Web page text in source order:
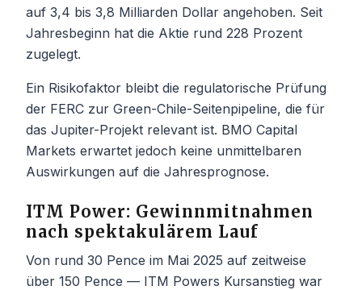
auf 3,4 bis 3,8 Milliarden Dollar angehoben. Seit
Jahresbeginn hat die Aktie rund 228 Prozent
zugelegt.
Ein Risikofaktor bleibt die regulatorische Prüfung
der FERC zur Green-Chile-Seitenpipeline, die für
das Jupiter-Projekt relevant ist. BMO Capital
Markets erwartet jedoch keine unmittelbaren
Auswirkungen auf die Jahresprognose.
ITM Power: Gewinnmitnahmen
nach spektakulärem Lauf
Von rund 30 Pence im Mai 2025 auf zeitweise
über 150 Pence — ITM Powers Kursanstieg war